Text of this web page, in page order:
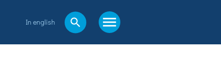
In english